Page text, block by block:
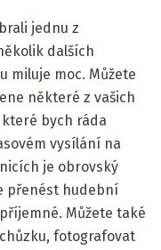
jednu z
dalších
miluje moc. Můžete
některé z vašich
bych ráda
vysílání na
je obrovský
přenést hudební
Můžete také
fotografovat